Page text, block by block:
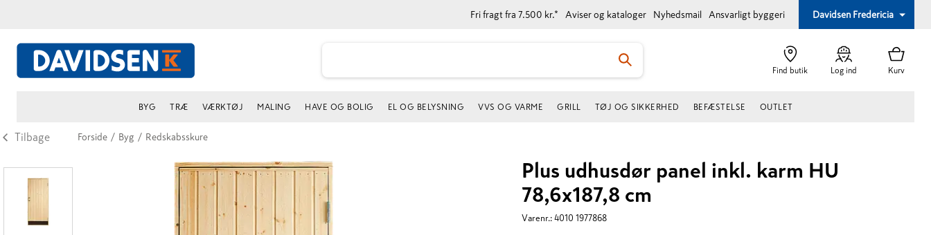
Fri fragt fra 7.500 kr.* Aviser og kataloger Nyhedsmail Ansvarligt byggeri Davidsen Fredericia
Find butik Log ind Kurv
BYG TRÆ VÆRKTØJ MALING HAVE OG BOLIG EL OG BELYSNING VVS OG VARME GRILL TØJ OG SIKKERHED BEFÆSTELSE OUTLET
Tilbage Forside / Byg / Redskabsskure
Plus udhusdør panel inkl. karm HU
78,6x187,8 cm
Varenr.: 4010 1977868